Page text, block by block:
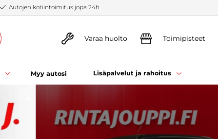
Autojen kotiintoimitus jopa 24h
Varaa huolto Toimipisteet
Myy autosi Lisäpalvelut ja rahoitus